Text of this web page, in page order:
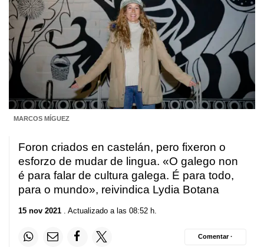
MARCOS MÍGUEZ
Foron criados en castelán, pero fixeron o
esforzo de mudar de lingua. «O galego non
é para falar de cultura galega. É para todo,
para o mundo», reivindica Lydia Botana
15 nov 2021 . Actualizado a las 08:52 h.
Comentar ·